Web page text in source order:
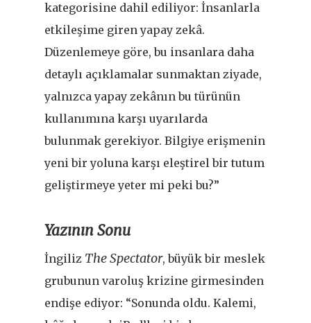
kategorisine dahil ediliyor: İnsanlarla
etkileşime giren yapay zekâ.
Düzenlemeye göre, bu insanlara daha
detaylı açıklamalar sunmaktan ziyade,
yalnızca yapay zekânın bu türünün
kullanımına karşı uyarılarda
bulunmak gerekiyor. Bilgiye erişmenin
yeni bir yoluna karşı eleştirel bir tutum
geliştirmeye yeter mi peki bu?”
Yazının Sonu
İngiliz The Spectator, büyük bir meslek
grubunun varoluş krizine girmesinden
endişe ediyor: “Sonunda oldu. Kalemi,